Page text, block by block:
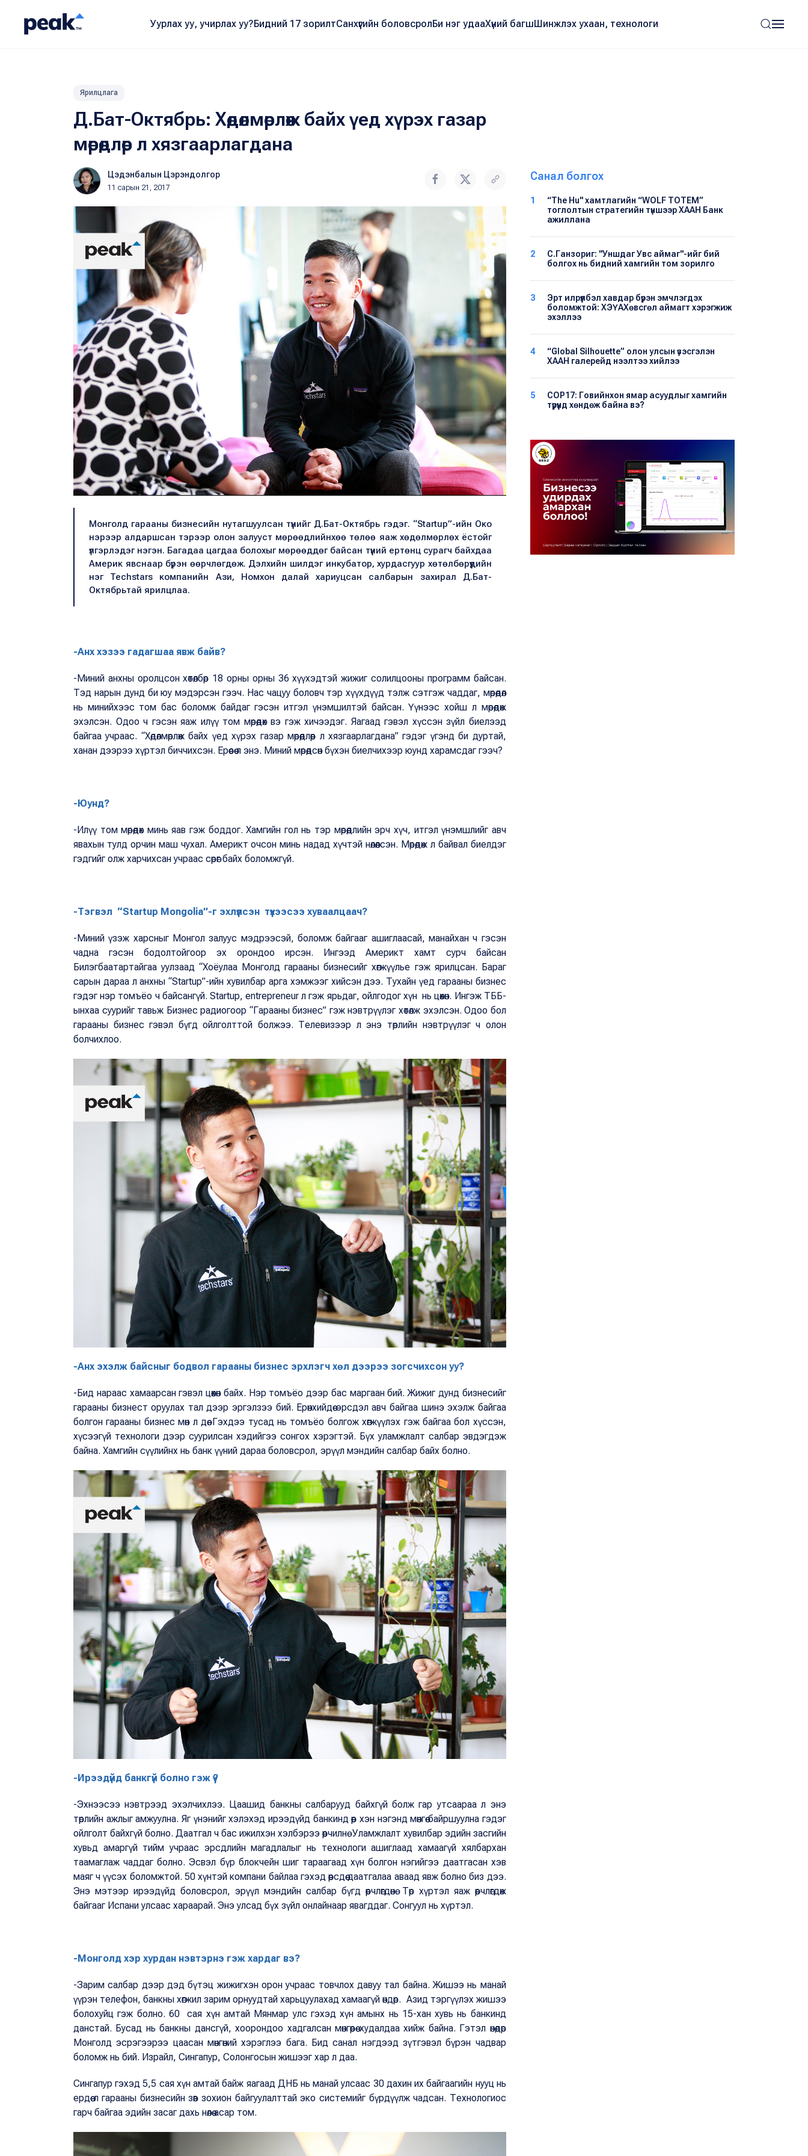
Уурлах уу, учирлах уу?Бидний 17 зорилтСанхүүгийн боловсролБи нэг удааХүний багшШинжлэх ухаан, технологи
Ярилцлага
Д.Бат-Октябрь: Хөдөлмөрлөж байх үед хүрэх газар
мөрөөдлөөр л хязгаарлагдана
Цэдэнбалын Цэрэндолгор
11 сарын 21, 2017
Монголд гарааны бизнесийн нутагшуулсан түүнийг Д.Бат-Октябрь гэдэг. “Startup”-ийн Око
нэрээр алдаршсан тэрээр олон залууст мөрөөдлийнхөө төлөө яаж хөдөлмөрлөх ёстойг
үлгэрлэдэг нэгэн. Багадаа цагдаа болохыг мөрөөддөг байсан түүний ертөнц сурагч байхдаа
Америк явснаар бүрэн өөрчлөгдөж. Дэлхийн шилдэг инкубатор, хурдасгуур хөтөлбөрүүдийн
нэг Techstars компанийн Ази, Номхон далай хариуцсан салбарын захирал Д.Бат-
Октябрьтай ярилцлаа.
-Анх хэзээ гадагшаа явж байв?
-Миний анхны оролцсон хөтөлбөр 18 орны орны 36 хүүхэдтэй жижиг солилцооны программ байсан.
Тэд нарын дунд би юу мэдэрсэн гээч. Нас чацуу боловч тэр хүүхдүүд тэлж сэтгэж чаддаг, мөрөөдөл
нь минийхээс том бас боломж байдаг гэсэн итгэл үнэмшилтэй байсан. Үүнээс хойш л мөрөөдөж
эхэлсэн. Одоо ч гэсэн яаж илүү том мөрөөдөх вэ гэж хичээдэг. Яагаад гэвэл хүссэн зүйл биелээд
байгаа учраас. “Хөдөлмөрлөж байх үед хүрэх газар мөрөөдлөөр л хязгаарлагдана” гэдэг үгэнд би дуртай,
ханан дээрээ хүртэл биччихсэн. Ерөөсөө л энэ. Миний мөрөөдсөн бүхэн биелчихээр юунд харамсдаг гээч?
-Юунд?
-Илүү том мөрөөдөх минь яав гэж боддог. Хамгийн гол нь тэр мөрөөдлийн эрч хүч, итгэл үнэмшлийг авч
явахын тулд орчин маш чухал. Америкт очсон минь надад хүчтэй нөлөөлсэн. Мөрөөдөж л байвал биелдэг
гэдгийг олж харчихсан учраас сөрөг байх боломжгүй.
-Тэгвэл “Startup Мongolia”-г эхлүүлсэн түүхээсээ хуваалцаач?
-Миний үзэж харсныг Монгол залуус мэдрээсэй, боломж байгааг ашиглаасай, манайхан ч гэсэн
чадна гэсэн бодолтойгоор эх орондоо ирсэн. Ингээд Америкт хамт сурч байсан
Билэгбаатартайгаа уулзаад “Хоёулаа Монголд гарааны бизнесийг хөгжүүлье гэж ярилцсан. Бараг
сарын дараа л анхны “Startup”-ийн хувилбар арга хэмжээг хийсэн дээ. Тухайн үед гарааны бизнес
гэдэг нэр томъёо ч байсангүй. Startup, entrepreneur л гэж ярьдаг, ойлгодог хүн нь цөөхөн. Ингэж ТББ-
ынхаа суурийг тавьж Бизнес радиогоор “Гарааны бизнес” гэж нэвтрүүлэг хөтөлж эхэлсэн. Одоо бол
гарааны бизнес гэвэл бүгд ойлголттой болжээ. Телевизээр л энэ төрлийн нэвтрүүлэг ч олон
болчихлоо.
-Анх эхэлж байсныг бодвол гарааны бизнес эрхлэгч хөл дээрээ зогсчихсон уу?
-Бид нараас хамаарсан гэвэл цөөхөн байх. Нэр томъёо дээр бас маргаан бий. Жижиг дунд бизнесийг
гарааны бизнест оруулах тал дээр эргэлзээ бий. Ерөнхийдөө эрсдэл авч байгаа шинэ эхэлж байгаа
болгон гарааны бизнес мөн л дөө. Гэхдээ тусад нь томъёо болгож хөгжүүлэх гэж байгаа бол хүссэн,
хүсээгүй технологи дээр суурилсан хэдийгээ сонгох хэрэгтэй. Бүх уламжлалт салбар эвдэгдэж
байна. Хамгийн сүүлийнх нь банк үүний дараа боловсрол, эрүүл мэндийн салбар байх болно.
-Ирээдүйд банкгүй болно гэж үү?
-Эхнээсээ нэвтрээд эхэлчихлээ. Цаашид банкны салбарууд байхгүй болж гар утсаараа л энэ
төрлийн ажлыг амжуулна. Яг үнэнийг хэлэхэд ирээдүйд банкинд өөр хэн нэгэнд мөнгөө байршуулна гэдэг
ойлголт байхгүй болно. Даатгал ч бас ижилхэн хэлбэрээ өөрчилнө. Уламжлалт хувилбар эдийн засгийн
хувьд амаргүй тийм учраас эрсдлийн магадлалыг нь технологи ашиглаад хамаагүй хялбархан
таамаглаж чаддаг болно. Эсвэл бүр блокчейн шиг тараагаад хүн болгон нэгийгээ даатгасан хэв
маяг ч үүсэх боломжтой. 50 хүнтэй компани байлаа гэхэд өөрсдөө даатгалаа аваад явж болно биз дээ.
Энэ мэтээр ирээдүйд боловсрол, эрүүл мэндийн салбар бүгд өөрчлөгдөнө. Төр хүртэл яаж өөрчлөгдөж
байгааг Испани улсаас хараарай. Энэ улсад бүх зүйл онлайнаар явагддаг. Сонгуул нь хүртэл.
-Монголд хэр хурдан нэвтэрнэ гэж хардаг вэ?
-Зарим салбар дээр дэд бүтэц жижигхэн орон учраас товчлох давуу тал байна. Жишээ нь манай
үүрэн телефон, банкны хөгжил зарим орнуудтай харьцуулахад хамаагүй өндөр. Азид тэргүүлэх жишээ
болохуйц гэж болно. 60 сая хүн амтай Мянмар улс гэхэд хүн амынх нь 15-хан хувь нь банкинд
данстай. Бусад нь банкны дансгүй, хоорондоо хадгалсан мөнгөөрөө худалдаа хийж байна. Гэтэл өнөөдөр
Монголд эсрэгээрээ цаасан мөнгөний хэрэглээ бага. Бид санал нэгдээд зүтгэвэл бүрэн чадвар
боломж нь бий. Израйл, Сингапур, Солонгосын жишээг хар л даа.
Сингапур гэхэд 5,5 сая хүн амтай байж яагаад ДНБ нь манай улсаас 30 дахин их байгаагийн нууц нь
ердөө л гарааны бизнесийн зөв зохион байгуулалттай эко системийг бүрдүүлж чадсан. Технологиос
гарч байгаа эдийн засаг дахь нөлөө асар том.
Санал болгох
1
“The Hu" хамтлагийн “WOLF TOTEM”
тоглолтын стратегийн түншээр ХААН Банк
ажиллана
2
С.Ганзориг: "Уншдаг Увс аймаг"-ийг бий
болгох нь бидний хамгийн том зорилго
3
Эрт илрүүлбэл хавдар бүрэн эмчлэгдэх
боломжтой: ХЭҮА​Хөвсгөл аймагт хэрэгжиж
эхэллээ
4
“Global Silhouette” олон улсын үзэсгэлэн
ХААН галерейд нээлтээ хийлээ
5
COP17: Говийнхон ямар асуудлыг хамгийн
түрүүнд хөндөж байна вэ?